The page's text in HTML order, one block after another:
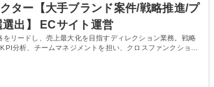
ター【大手ブランド案件/戦略推進/プ
出】 ECサイト運営
をリードし、売上最大化を目指すディレクション業務。戦略
分析、チームマネジメントを担い、クロスファンクション
。